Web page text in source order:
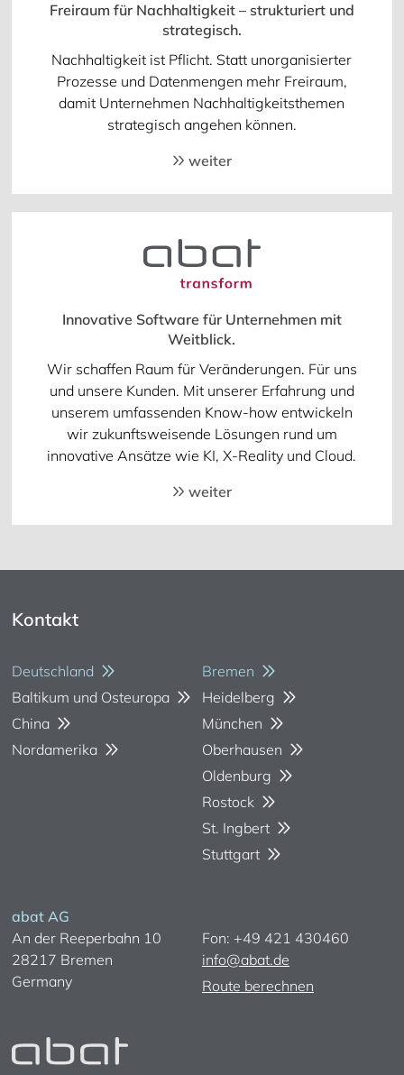
Freiraum für Nachhaltigkeit – strukturiert und
strategisch.
Nachhaltigkeit ist Pflicht. Statt unorganisierter
Prozesse und Datenmengen mehr Freiraum,
damit Unternehmen Nachhaltigkeitsthemen
strategisch angehen können.
weiter
Innovative Software für Unternehmen mit
Weitblick.
Wir schaffen Raum für Veränderungen. Für uns
und unsere Kunden. Mit unserer Erfahrung und
unserem umfassenden Know-how entwickeln
wir zukunftsweisende Lösungen rund um
innovative Ansätze wie KI, X-Reality und Cloud.
weiter
Kontakt
Deutschland
Baltikum und Osteuropa
China
Nordamerika
Bremen
Heidelberg
München
Oberhausen
Oldenburg
Rostock
St. Ingbert
Stuttgart
abat AG
An der Reeperbahn 10
28217 Bremen
Germany
Fon: +49 421 430460
info@abat.de
Route berechnen